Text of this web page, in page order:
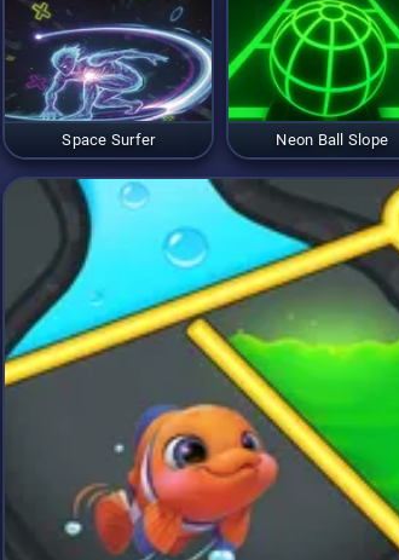
Space Surfer Neon Ball Slope